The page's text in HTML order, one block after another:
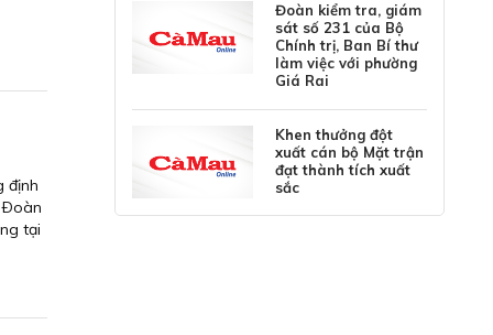
định
Ðoàn
tại
Đoàn kiểm tra, giám
sát số 231 của Bộ
Chính trị, Ban Bí thư
làm việc với phường
Giá Rai
Khen thưởng đột
xuất cán bộ Mặt trận
đạt thành tích xuất
sắc